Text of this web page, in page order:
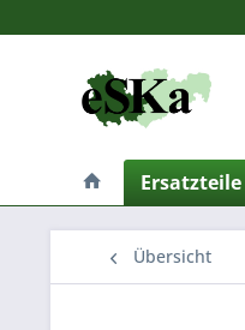
Ersatzteile
Übersicht